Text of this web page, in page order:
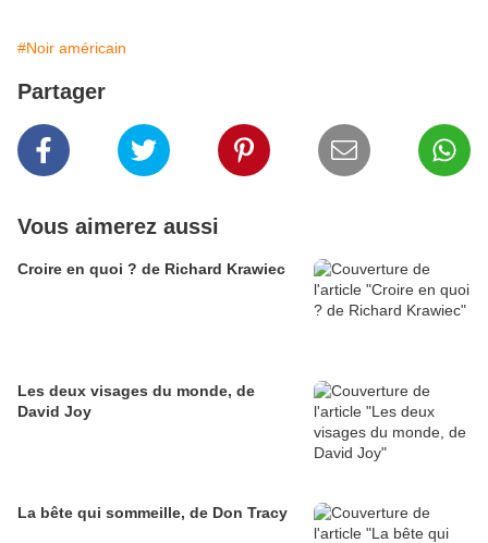
#Noir américain
Partager
Vous aimerez aussi
Croire en quoi ? de Richard Krawiec
Les deux visages du monde, de
David Joy
La bête qui sommeille, de Don Tracy